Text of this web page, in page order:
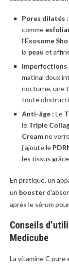
Pores dilatés :
comme
l’Exosome
la peau et
Imperfections
matinal doux
nocturne, une
toute
Anti-âge : Le
le Triple
Creamne
j’ajoute le
les tissus
En pratique, un
un booster
après le sérum
Conseils
Medicube
La vitamine C pure